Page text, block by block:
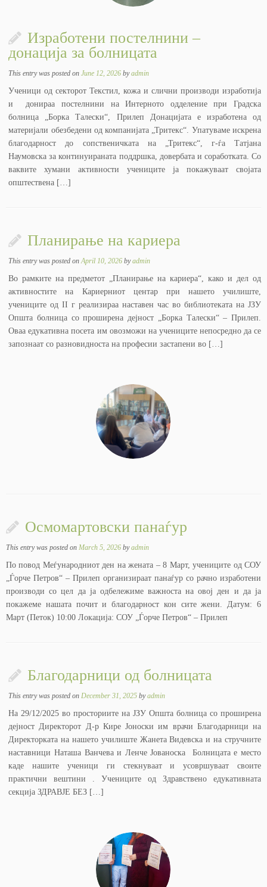
Изработени постелнини –
донација за болницата
This entry was posted onJune 12, 2026 byadmin
Ученици од секторот Текстил, кожа и слични производи изработија
и донираа постелнини на Интерното одделение при Градска
болница „Борка Талески“, Прилеп Донацијата е изработена од
материјали обезбедени од компанијата „Тритекс“. Упатуваме искрена
благодарност до сопственичката на „Тритекс“, г-ѓа Татјана
Наумовска за континуираната поддршка, довербата и соработката. Со
ваквите хумани активности учениците ја покажуваат својата
општествена […]
Планирање на кариера
This entry was posted onApril 10, 2026 byadmin
Во рамките на предметот „Планирање на кариера“, како и дел од
активностите на Кариерниот центар при нашето училиште,
учениците од II г реализираа наставен час во библиотеката на ЈЗУ
Општа болница со проширена дејност „Борка Талески“ – Прилеп.
Оваа едукативна посета им овозможи на учениците непосредно да се
запознаат со разновидноста на професии застапени во […]
Осмомартовски панаѓур
This entry was posted on March 5, 2026 byadmin
По повод Меѓународниот ден на жената – 8 Март, учениците од СОУ
„Ѓорче Петров“ – Прилеп организираат панаѓур со рачно изработени
производи со цел да ја одбележиме важноста на овој ден и да ја
покажеме нашата почит и благодарност кон сите жени. Датум: 6
Март (Петок) 10:00 Локација: СОУ „Ѓорче Петров“ – Прилеп
Благодарници од болницата
This entry was posted onDecember 31, 2025 byadmin
На 29/12/2025 во просториите на ЈЗУ Општа болница со проширена
дејност Директорот Д-р Кире Јоноски им врачи Благодарници на
Директорката на нашето училиште Жанета Видевска и на стручните
наставници Наташа Ванчева и Ленче Јованоска Болницата е место
каде нашите ученици ги стекнуваат и усовршуваат своите
практични вештини . Учениците од Здравствено едукативната
секција ЗДРАВЈЕ БЕЗ […]